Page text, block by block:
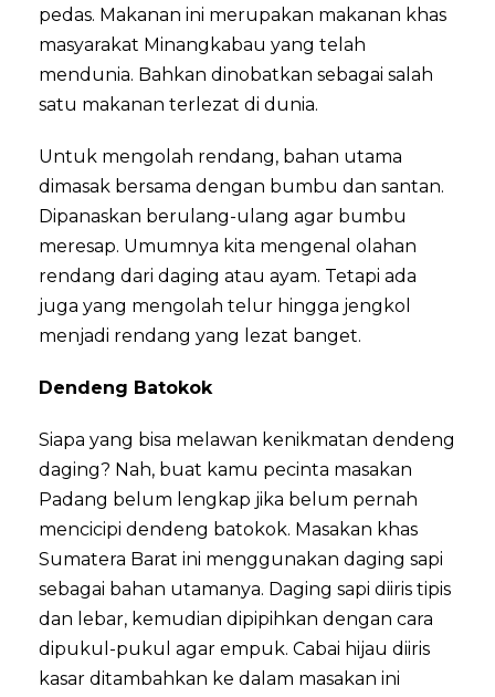
pedas. Makanan ini merupakan makanan khas
masyarakat Minangkabau yang telah
mendunia. Bahkan dinobatkan sebagai salah
satu makanan terlezat di dunia.
Untuk mengolah rendang, bahan utama
dimasak bersama dengan bumbu dan santan.
Dipanaskan berulang-ulang agar bumbu
meresap. Umumnya kita mengenal olahan
rendang dari daging atau ayam. Tetapi ada
juga yang mengolah telur hingga jengkol
menjadi rendang yang lezat banget.
Dendeng Batokok
Siapa yang bisa melawan kenikmatan dendeng
daging? Nah, buat kamu pecinta masakan
Padang belum lengkap jika belum pernah
mencicipi dendeng batokok. Masakan khas
Sumatera Barat ini menggunakan daging sapi
sebagai bahan utamanya. Daging sapi diiris tipis
dan lebar, kemudian dipipihkan dengan cara
dipukul-pukul agar empuk. Cabai hijau diiris
kasar ditambahkan ke dalam masakan ini